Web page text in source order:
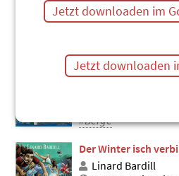
d Schlieremer
Die schönschte
Uf de Wanderig
#Berge
Der Winter isch
Linard Bardill
Jetzt downloaden im
Jetzt downloaden